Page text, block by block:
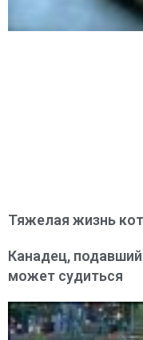
Тяжелая жизнь
Канадец,
может судиться